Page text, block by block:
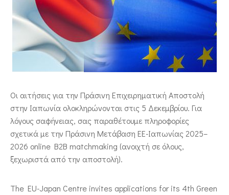
ΕΠΙΚΟΙΝΩΝΙΑ
Οι αιτήσεις για την Πράσινη Επιχειρηματική Αποστολή
στην Ιαπωνία ολοκληρώνονται στις 5 Δεκεμβρίου. Για
λόγους σαφήνειας, σας παραθέτουμε πληροφορίες
σχετικά με την Πράσινη Μετάβαση ΕΕ-Ιαπωνίας 2025–
2026 online B2B matchmaking (ανοιχτή σε όλους,
ξεχωριστά από την αποστολή).
The EU-Japan Centre invites applications for its 4th Green